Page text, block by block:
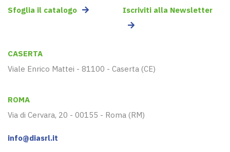
Sfoglia il catalogo Iscriviti alla Newsletter
CASERTA
Viale Enrico Mattei - 81100 - Caserta (CE)
ROMA
Via di Cervara, 20 - 00155 - Roma (RM)
info@diasrl.it